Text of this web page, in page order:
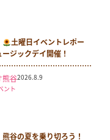
土曜日イベントレポー
ージックデイ開催！
熊谷2026.8.9
ント
熊谷の夏を乗り切ろう！